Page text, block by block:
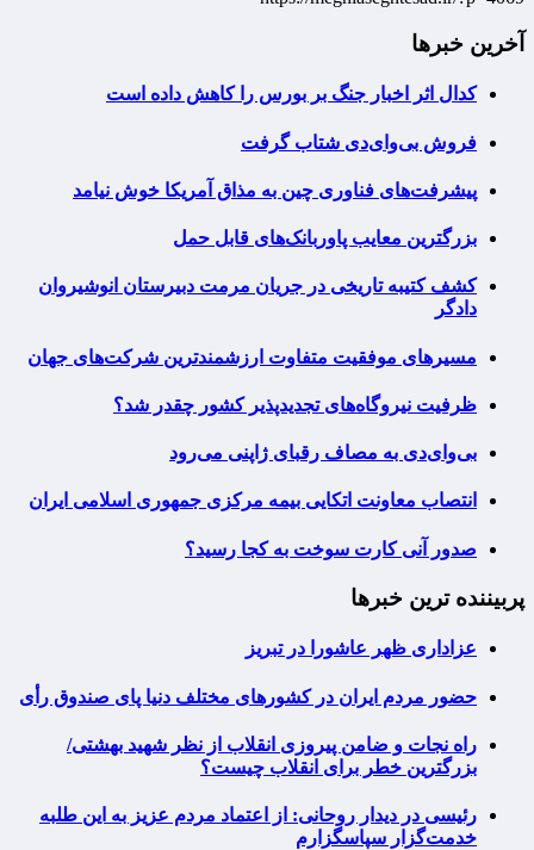
آخرین خبرها
کدال اثر اخبار جنگ بر بورس را کاهش داده است
فروش بی‌وای‌دی شتاب گرفت
پیشرفت‌های فناوری چین به مذاق آمریکا خوش نیامد
بزرگترین معایب پاوربانک‌های قابل حمل
کشف کتیبه تاریخی در جریان مرمت دبیرستان انوشیروان
دادگر
مسیرهای موفقیت متفاوت ارزشمندترین شرکت‌های جهان
ظرفیت نیروگاه‌های تجدیدپذیر کشور چقدر شد؟
بی‌وای‌دی به مصاف رقبای ژاپنی می‌رود
انتصاب معاونت اتکایی بیمه مرکزی جمهوری اسلامی ایران
صدور آنی کارت سوخت به کجا رسید؟
پربیننده ترین خبرها
عزاداری ظهر عاشورا در تبریز
حضور مردم ایران در کشورهای مختلف دنیا پای صندوق رأی
راه نجات و ضامن پیروزی انقلاب از نظر شهید بهشتی/
بزرگترین خطر برای انقلاب چیست؟
رئیسی در دیدار روحانی: از اعتماد مردم عزیز به این طلبه
خدمت‌گزار سپاسگزارم